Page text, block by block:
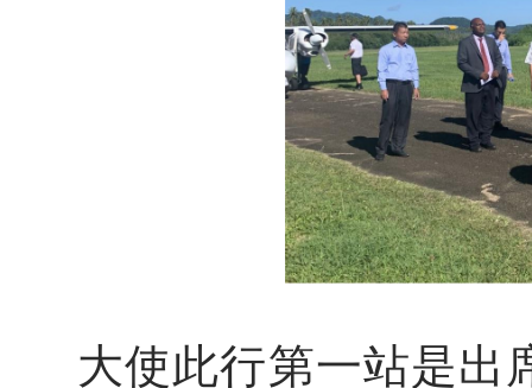
大使此行第一站是出